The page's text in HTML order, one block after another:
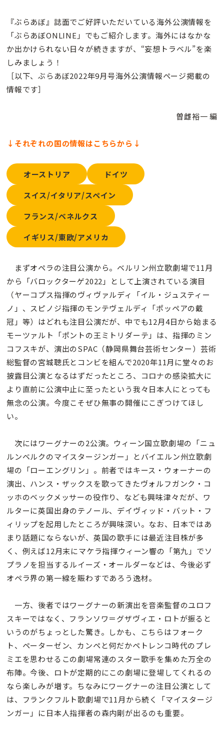
『ぶらあぼ』誌面でご好評いただいている海外公演情報を
「ぶらあぼONLINE」でもご紹介します。海外にはなかな
か出かけられない日々が続きますが、“妄想トラベル”を楽
しみましょう！
［以下、ぶらあぼ2022年9月号海外公演情報ページ掲載の
情報です］
曽雌裕一 編
↓それぞれの国の情報はこちらから↓
オーストリア
ドイツ
スイス/イタリア/スペイン
フランス/ベネルクス
イギリス/東欧/アメリカ
まずオペラの注目公演から。ベルリン州立歌劇場で11月
から「バロックターゲ2022」として上演されている演目
（ヤーコプス指揮のヴィヴァルディ「イル・ジュスティー
ノ」、スピノジ指揮のモンテヴェルディ「ポッペアの戴
冠」等）はどれも注目公演だが、中でも12月4日から始まる
モーツァルト「ポントの王ミトリダーテ」は、指揮のミン
コフスキが、演出のSPAC（静岡県舞台芸術センター）芸術
総監督の宮城聰氏とコンビを組んで2020年11月に堂々のお
披露目公演となるはずだったところ、コロナの感染拡大に
より直前に公演中止に至ったという我々日本人にとっても
無念の公演。今度こそぜひ無事の開催にこぎつけてほし
い。
次にはワーグナーの2公演。ウィーン国立歌劇場の「ニュ
ルンベルクのマイスタージンガー」とバイエルン州立歌劇
場の「ローエングリン」。前者ではキース・ウォーナーの
演出、ハンス・ザックスを歌ってきたヴォルフガンク・コ
ッホのベックメッサーの役作り、なども興味津々だが、ワ
ルターに英国出身のテノール、デイヴィッド・バット・フ
ィリップを起用したところが興味深い。なお、日本ではあ
まり話題にならないが、英国の歌手には最近注目株が多
く、例えば12月末にマケラ指揮ウィーン響の「第九」でソ
プラノを担当するルイーズ・オールダーなどは、今後必ず
オペラ界の第一線を賑わすであろう逸材。
一方、後者ではワーグナーの新演出を音楽監督のユロフ
スキーではなく、フランソワ＝グザヴィエ・ロトが振ると
いうのがちょっとした驚き。しかも、こちらはフォーク
ト、ペーターゼン、カンペと何だかペトレンコ時代のプレ
ミエを思わせるこの劇場常連のスター歌手を集めた万全の
布陣。今後、ロトが定期的にこの劇場に登場してくれるの
なら楽しみが増す。ちなみにワーグナーの注目公演として
は、フランクフルト歌劇場で11月から続く「マイスタージ
ンガー」に日本人指揮者の森内剛が出るのも重要。